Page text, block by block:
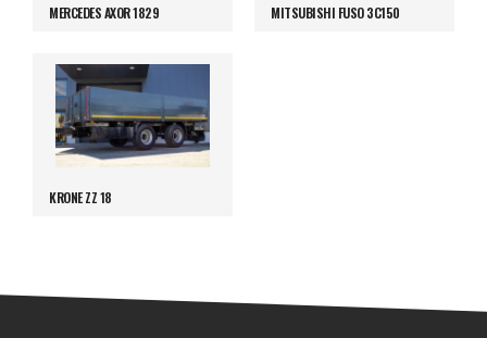
MERCEDES AXOR 1829 MITSUBISHI FUSO 3C150
KRONE ZZ 18